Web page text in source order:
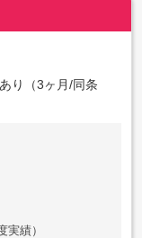
り（3ヶ月/同条
実績）